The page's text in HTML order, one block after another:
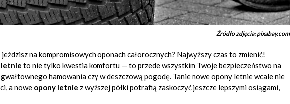
Źródło zdjęcia: pixabay.com
jeździsz na kompromisowych oponach całorocznych? Najwyższy czas to zmienić!
letnie to nie tylko kwestia komfortu — to przede wszystkim Twoje bezpieczeństwo na
hamowania czy w deszczową pogodę. Tanie nowe opony letnie wcale nie
a nowe opony letnie z wyższej półki potrafią zaskoczyć jeszcze lepszymi osiągami,